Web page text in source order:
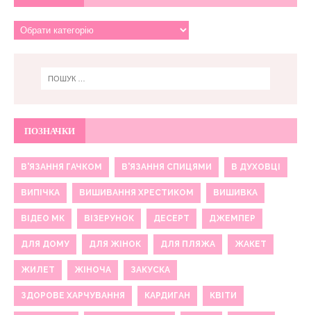
ПОЗНАЧКИ
В'ЯЗАННЯ ГАЧКОМ В'ЯЗАННЯ СПИЦЯМИ В ДУХОВЦІ
ВИПІЧКА ВИШИВАННЯ ХРЕСТИКОМ ВИШИВКА
ВІДЕО МК ВІЗЕРУНОК ДЕСЕРТ ДЖЕМПЕР
ДЛЯ ДОМУ ДЛЯ ЖІНОК ДЛЯ ПЛЯЖА ЖАКЕТ
ЖИЛЕТ ЖІНОЧА ЗАКУСКА
ЗДОРОВЕ ХАРЧУВАННЯ КАРДИГАН КВІТИ